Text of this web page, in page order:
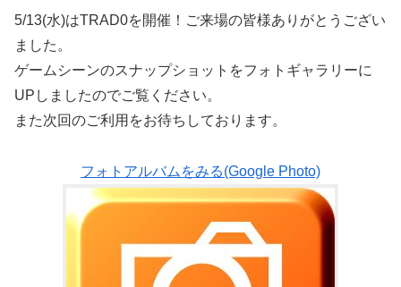
5/13(水)はTRAD0を開催！ご来場の皆様ありがとうござい
ました。
ゲームシーンのスナップショットをフォトギャラリーに
UPしましたのでご覧ください。
また次回のご利用をお待ちしております。
フォトアルバムをみる(Google Photo)